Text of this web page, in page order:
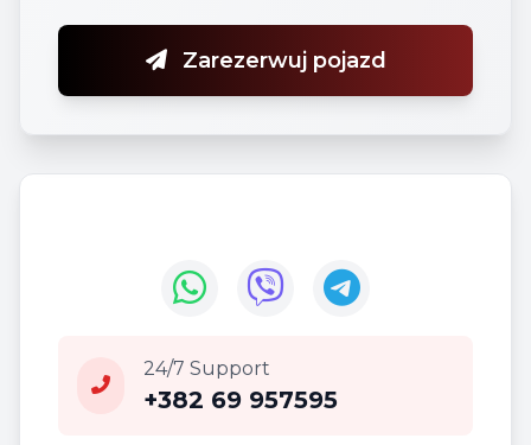
Zarezerwuj pojazd
24/7 Support
+382 69 957595